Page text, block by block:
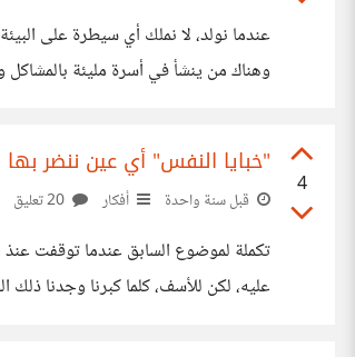
عندما نولد، لا نملك أي سيطرة على
وهناك من ينشأ في أسرة مليئة
4
"خبايا النفس" أي عين ننضر بها
قبل سنة واحدة أفكار
تكملة لموضوع السابق عندما توقفت عنذ
عليه، لكن للأسف، كلما كبرنا وجدنا